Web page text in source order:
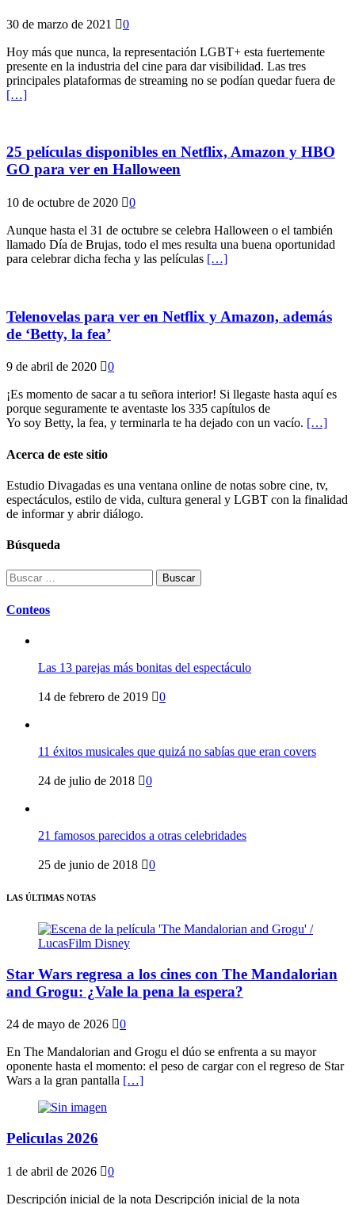
30 de marzo de 2021 0
Hoy más que nunca, la representación LGBT+ esta fuertemente
presente en la industria del cine para dar visibilidad. Las tres
principales plataformas de streaming no se podían quedar fuera de
[…]
25 películas disponibles en Netflix, Amazon y HBO
GO para ver en Halloween
10 de octubre de 2020 0
Aunque hasta el 31 de octubre se celebra Halloween o el también
llamado Día de Brujas, todo el mes resulta una buena oportunidad
para celebrar dicha fecha y las películas […]
Telenovelas para ver en Netflix y Amazon, además
de ‘Betty, la fea’
9 de abril de 2020 0
¡Es momento de sacar a tu señora interior! Si llegaste hasta aquí es
porque seguramente te aventaste los 335 capítulos de
Yo soy Betty, la fea, y terminarla te ha dejado con un vacío. […]
Acerca de este sitio
Estudio Divagadas es una ventana online de notas sobre cine, tv,
espectáculos, estilo de vida, cultura general y LGBT con la finalidad
de informar y abrir diálogo.
Búsqueda
Buscar:
Conteos
Las 13 parejas más bonitas del espectáculo
14 de febrero de 2019 0
11 éxitos musicales que quizá no sabías que eran covers
24 de julio de 2018 0
21 famosos parecidos a otras celebridades
25 de junio de 2018 0
LAS ÚLTIMAS NOTAS
Star Wars regresa a los cines con The Mandalorian
and Grogu: ¿Vale la pena la espera?
24 de mayo de 2026 0
En The Mandalorian and Grogu el dúo se enfrenta a su mayor
oponente hasta el momento: el peso de cargar con el regreso de Star
Wars a la gran pantalla […]
Peliculas 2026
1 de abril de 2026 0
Descripción inicial de la nota Descripción inicial de la nota